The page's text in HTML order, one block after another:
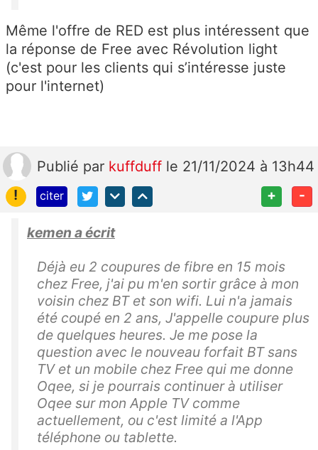
Même l'offre de RED est plus intéressent que
la réponse de Free avec Révolution light
(c'est pour les clients qui s’intéresse juste
pour l'internet)
Publié par kuffduff le 21/11/2024 à 13h44
!
citer + -
kemen a écrit
Déjà eu 2 coupures de fibre en 15 mois
chez Free, j'ai pu m'en sortir grâce à mon
voisin chez BT et son wifi. Lui n'a jamais
été coupé en 2 ans, J'appelle coupure plus
de quelques heures. Je me pose la
question avec le nouveau forfait BT sans
TV et un mobile chez Free qui me donne
Oqee, si je pourrais continuer à utiliser
Oqee sur mon Apple TV comme
actuellement, ou c'est limité a l'App
téléphone ou tablette.